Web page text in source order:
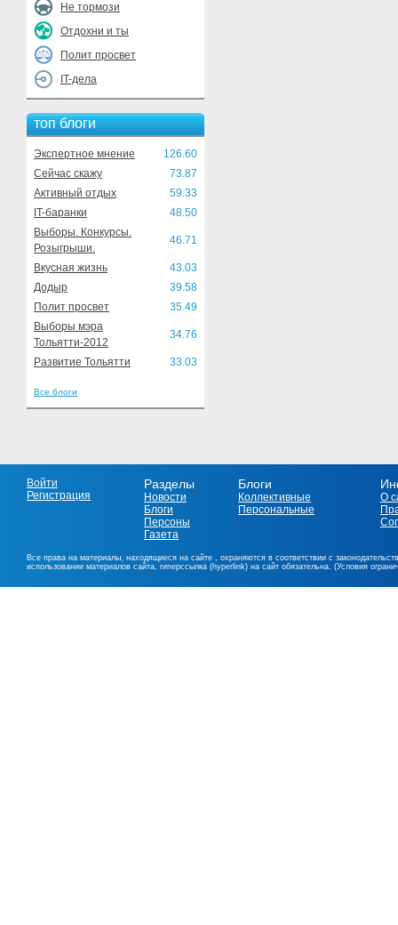
Не тормози
Отдохни и ты
Полит просвет
IT-дела
топ блоги
Экспертное мнение
126.60
Сейчас скажу
73.87
Активный отдых
59.33
IT-баранки
48.50
Выборы. Конкурсы.
Розыгрыши.
46.71
Вкусная жизнь
43.03
Додыр
39.58
Полит просвет
35.49
Выборы мэра
Тольятти-2012
34.76
Развитие Тольятти 33.03
Все блоги
Войти
Регистрация
Разделы
Новости
Блоги
Персоны
Газета
Блоги
Коллективные
Персональные
О
Все права на материалы, находящиеся на сайте , охраняются в соответствии с
использовании материалов сайта, гиперссылка (hyperlink) на сайт обязательна. (Условия